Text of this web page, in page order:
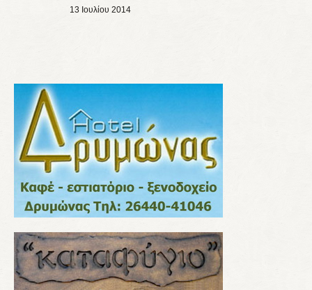
13 Ιουλίου 2014